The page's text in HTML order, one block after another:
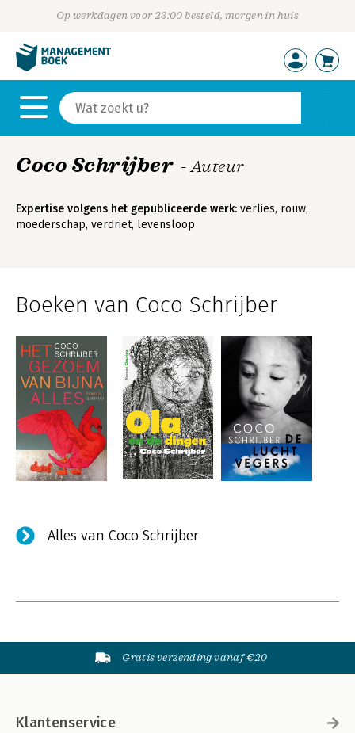
Op werkdagen voor 23:00 besteld, morgen in huis
Coco Schrijber - Auteur
Expertise volgens het gepubliceerde werk: verlies, rouw,
moederschap, verdriet, levensloop
Boeken van Coco Schrijber
Alles van Coco Schrijber
Gratis verzending vanaf €20
Klantenservice